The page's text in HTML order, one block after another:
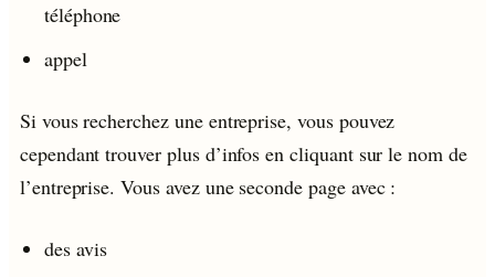
téléphone
appel
Si vous recherchez une entreprise, vous pouvez
cependant trouver plus d’infos en cliquant sur le nom de
l’entreprise. Vous avez une seconde page avec :
des avis